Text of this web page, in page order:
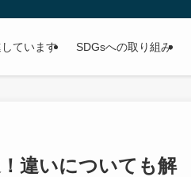
ています SDGsへの取り組み
違いについても解